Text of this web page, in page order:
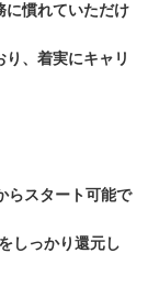
に慣れていただけ
、着実にキャリ
らスタート可能で
しっかり還元し